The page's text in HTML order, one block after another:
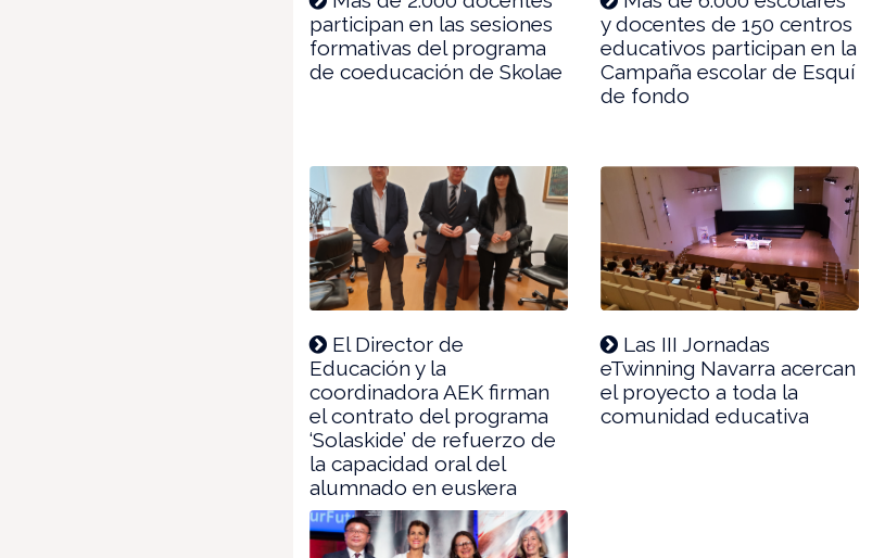
participan en las sesiones
formativas del programa
de coeducación de Skolae
y docentes de 150 centros
educativos participan en la
Campaña escolar de Esquí
de fondo
El Director de
Educación y la
coordinadora AEK firman
el contrato del programa
‘Solaskide’ de refuerzo de
la capacidad oral del
alumnado en euskera
Las III Jornadas
eTwinning Navarra acercan
el proyecto a toda la
comunidad educativa